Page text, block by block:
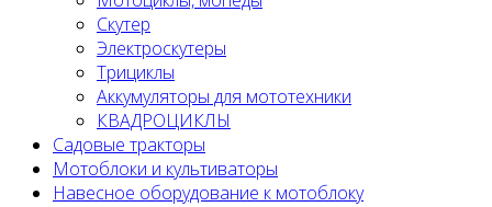
Скутер
Электроскутеры
Трициклы
Аккумуляторы для мототехники
КВАДРОЦИКЛЫ
Садовые тракторы
Мотоблоки и культиваторы
Навесное оборудование к мотоблоку